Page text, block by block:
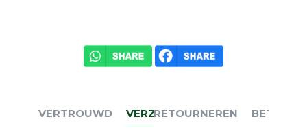
VERTROUWD VERZENDEN
RETOURNEREN BETALEN